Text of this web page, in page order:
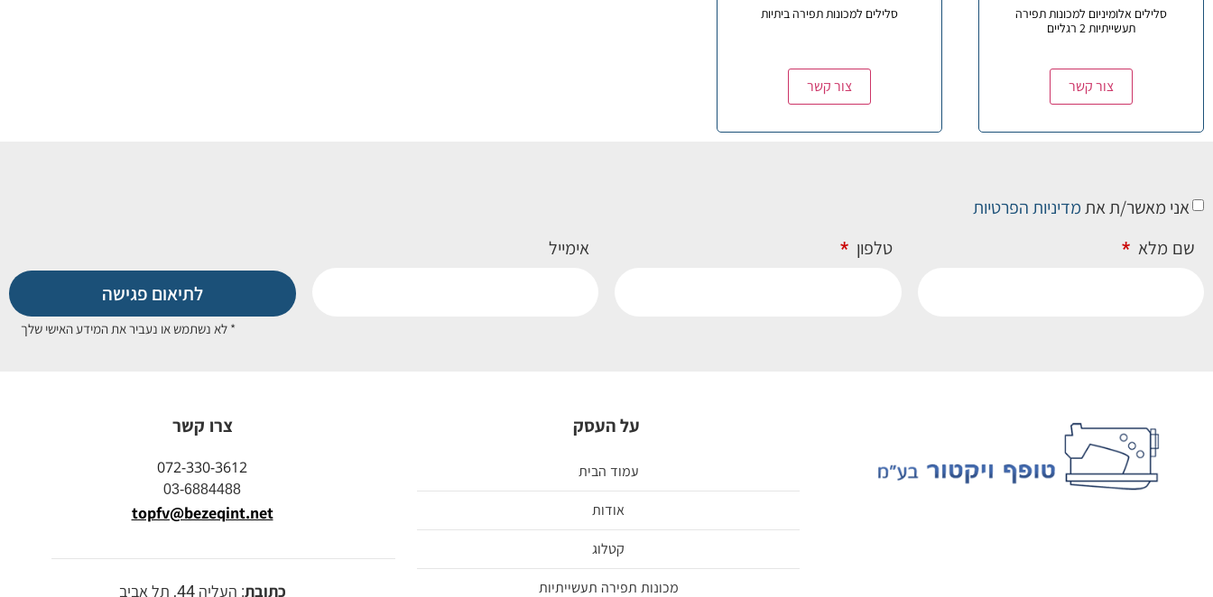
סלילים אלומיניום למכונות תפירה
תעשייתיות 2 רגליים
צור קשר
סלילים למכונות תפירה ביתיות
צור קשר
אני מאשר/ת אתמדיניות הפרטיות
שם מלא טלפון אימייל
לתיאום פגישה
* לא נשתמש או נעביר את המידע האישי שלך
על העסק
עמוד הבית
אודות
קטלוג
מכונות תפירה תעשייתיות
צרו קשר
072-330-3612
03-6884488
topfv@bezeqint.net
כתובת: העליה 44, תל אביב